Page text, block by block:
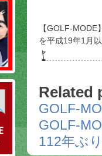
【GOLF-
を平成19年1月
Related
GOLF-
GOLF-
112年ぶ